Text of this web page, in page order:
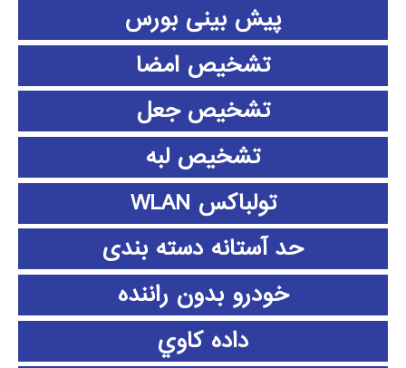
پیش بینی بورس
تشخیص امضا
تشخیص جعل
تشخیص لبه
تولباکس WLAN
حد آستانه دسته بندی
خودرو بدون راننده
داده كاوي